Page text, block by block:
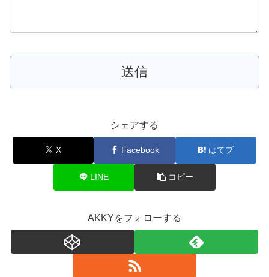
シェアする
X Facebook はてブ
LINE コピー
AKKYをフォローする